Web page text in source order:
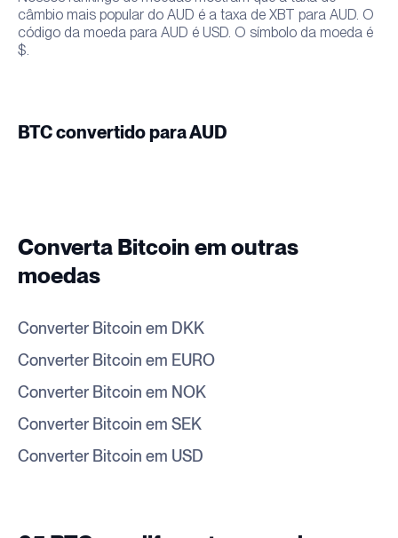
câmbio mais popular do AUD é a taxa de XBT para AUD. O
código da moeda para AUD é USD. O símbolo da moeda é
$.
BTC convertido para AUD
Converta Bitcoin em outras
moedas
Converter Bitcoin em DKK
Converter Bitcoin em EURO
Converter Bitcoin em NOK
Converter Bitcoin em SEK
Converter Bitcoin em USD